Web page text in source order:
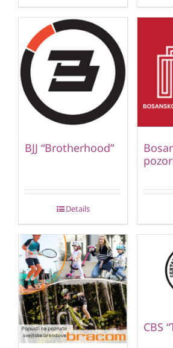
BJJ “Brotherhood”
Details
CBS